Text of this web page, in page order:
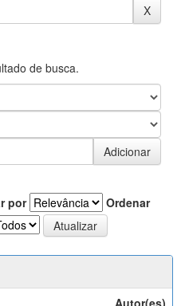
de busca.
por
Ordenar
Autor(es)